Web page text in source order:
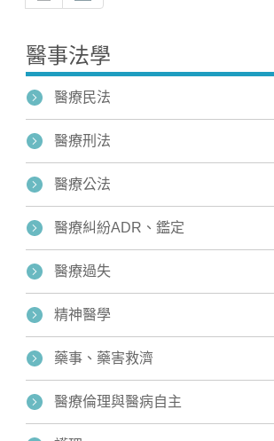
醫事法學
醫療民法
醫療刑法
醫療公法
醫療糾紛ADR、鑑定
醫療過失
精神醫學
藥事、藥害救濟
醫療倫理與醫病自主